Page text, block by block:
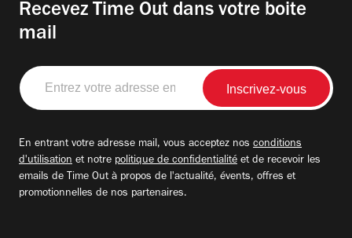
Recevez Time Out dans votre boite
mail
Entrez
votre
adresse
En entrant votre adresse mail, vous acceptez nos conditions
d'utilisation et notre politique de confidentialité et de recevoir les
emails de Time Out à propos de l'actualité, évents, offres et
promotionnelles de nos partenaires.